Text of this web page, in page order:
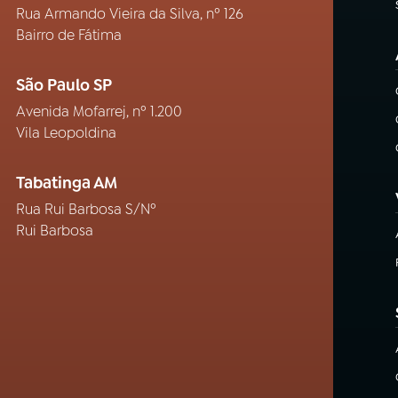
Rua Armando Vieira da Silva, nº 126
Bairro de Fátima
São Paulo SP
Avenida Mofarrej, nº 1.200
Vila Leopoldina
Tabatinga AM
Rua Rui Barbosa S/Nº
Rui Barbosa